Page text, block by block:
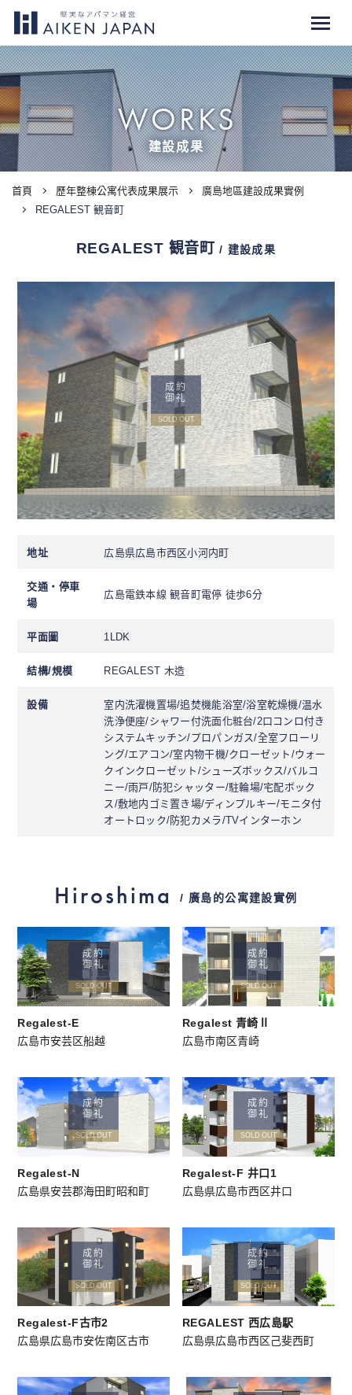
WORKS
建設成果
首頁 歷年整棟公寓代表成果展示
廣島地區建設成果實例
REGALEST 観音町
REGALEST 観音町 / 建設成果
成約
御礼
SOLD OUT
地址 広島県広島市西区小河内町
交通・停車
場
広島電鉄本線 観音町電停 徒歩6分
平面圖 1LDK
結構/規模 REGALEST 木造
設備
室内洗濯機置場/追焚機能浴室/浴室乾燥機/温水
洗浄便座/シャワー付洗面化粧台/2口コンロ付き
システムキッチン/プロパンガス/全室フローリ
ング/エアコン/室内物干機/クローゼット/ウォー
クインクローゼット/シューズボックス/バルコ
ニー/雨戸/防犯シャッター/駐輪場/宅配ボック
ス/敷地内ゴミ置き場/ディンプルキー/モニタ付
オートロック/防犯カメラ/TVインターホン
Hiroshima / 廣島的公寓建設實例
成約
御礼
SOLD OUT
Regalest-E
広島市安芸区船越
成約
御礼
SOLD OUT
Regalest 青崎Ⅱ
広島市南区青崎
成約
御礼
SOLD OUT
Regalest-N
広島県安芸郡海田町昭和町
成約
御礼
SOLD OUT
Regalest-F 井口1
広島県広島市西区井口
成約
御礼
SOLD OUT
Regalest-F古市2
広島県広島市安佐南区古市
成約
御礼
SOLD OUT
REGALEST 西広島駅
広島県広島市西区己斐西町